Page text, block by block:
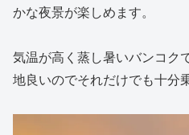
かな夜景が楽しめます。
気温が高く蒸し暑いバンコク
地良いのでそれだけでも十分